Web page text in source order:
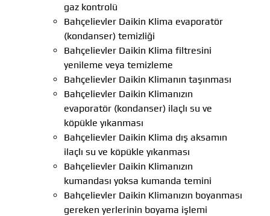
gaz kontrolü
Bahçelievler Daikin Klima evaporatör
(kondanser) temizliği
Bahçelievler Daikin Klima filtresini
yenileme veya temizleme
Bahçelievler Daikin Klimanın taşınması
Bahçelievler Daikin Klimanızın
evaporatör (kondanser) ilaçlı su ve
köpükle yıkanması
Bahçelievler Daikin Klima dış aksamın
ilaçlı su ve köpükle yıkanması
Bahçelievler Daikin Klimanızın
kumandası yoksa kumanda temini
Bahçelievler Daikin Klimanızın boyanması
gereken yerlerinin boyama işlemi